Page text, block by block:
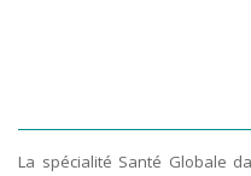
La spécialité Santé Globale